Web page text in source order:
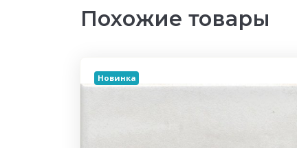
Похожие товары
Новинка